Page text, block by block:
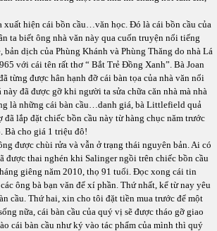
xuất hiện cái bồn cầu…văn học. Đó là cái bồn cầu của
ta biết ông nhà văn này qua cuốn truyện nổi tiếng
bản dịch của Phùng Khánh và Phùng Thăng do nhà Lá
với cái tên rất thơ “ Bắt Trẻ Đồng Xanh”. Bà Joan
từng được hân hạnh đỡ cái bàn tọa của nhà văn nổi
đã được gỡ khi người ta sửa chữa căn nhà mà nhà
là những cái bàn cầu…danh giá, bà Littlefield quả
lắp đặt chiếc bồn cầu này từ hàng chục năm trước
Bà cho giá 1 triệu đô!
được chùi rửa và vẫn ở trạng thái nguyên bản. Ai có
được thai nghén khi Salinger ngồi trên chiếc bồn cầu
giêng năm 2010, thọ 91 tuổi. Đọc xong cái tin
ông bà bạn văn để xí phần. Thứ nhất, kể từ nay yêu
cầu. Thứ hai, xin cho tôi đặt tiền mua trước để một
nữa, cái bàn cầu của quý vị sẽ được tháo gỡ giao
cái bàn cầu như ký vào tác phẩm của mình thì quý